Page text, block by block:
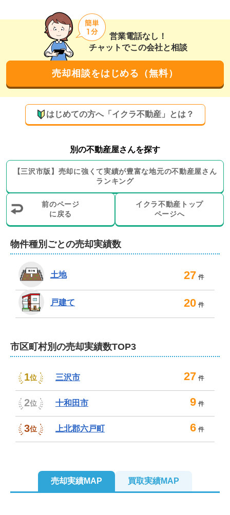
営業電話なし！
チャットでこの会社と相談
売却相談をはじめる（無料）
はじめての方へ「イクラ不動産」とは？
別の不動産屋さんを探す
【三沢市版】 売却に強くて実績が豊富な地元の不動産屋さん
ランキング
前のページ
に戻る
イクラ不動産トップ
ページへ
そのほか、購入の可能性が高いとされる近隣の買い手に
向けたチラシのポスティングも実施。売出し物件の看板
も設置するなど、遠方、近隣問わず広範囲の買い手に向
けた売却活動を展開することで集客数アップを狙いま
買取やリースバックにも対応！売主様に合わせ
たご提案をいたします
に現金化できる買取も行っており、過去には築40年以上
の物件を買取って賃貸住宅へリノベーションした実績も
ございます。また、売却後も住み続けられるリースバッ
クのお取り扱いもございますので、ご遠慮なくご相談く
リフォームや建物の解体工事、引越し業者のご紹介、測
か、一般的に売りにくいとされる、田んぼなどの農地や
す。
どのような物件でもお断りせず、売主様にご満足いただ
けるご提案をいたします。不動産のお困りごとはぜひお
さい！
弊社は、税理士、司法書士、土地家屋調査士、建築士、
す。相続による売却や任意売却など、複雑な事情がある
とでもお気軽にお尋ねください。
物件種別ごとの売却実績数
土地 27 件
戸建て 20 件
市区町村別の売却実績数TOP3
1位 三沢市 27 件
2位 十和田市 9 件
3位 上北郡六戸町 6 件
売却実績MAP 買取実績MAP